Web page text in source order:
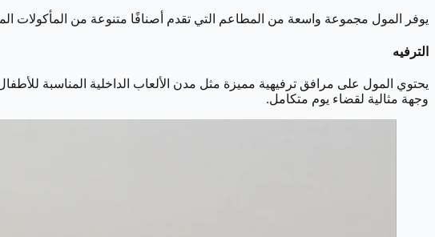
يوفر المول مجموعة واسعة من المطاعم التي تقدم أصنافًا متنوعة من المأكولات
الترفيه
يحتوي المول على مرافق ترفيهية مميزة مثل مدن الألعاب الداخلية المناسبة
وجهة مثالية لقضاء يوم متكامل.